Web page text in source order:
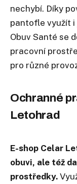
nechybí. Díky
pantofle využít i
Obuv Santé se
pracovní
pro různé
Ochranné
Letohrad
E-shop Celar
obuvi, ale též
prostředky.